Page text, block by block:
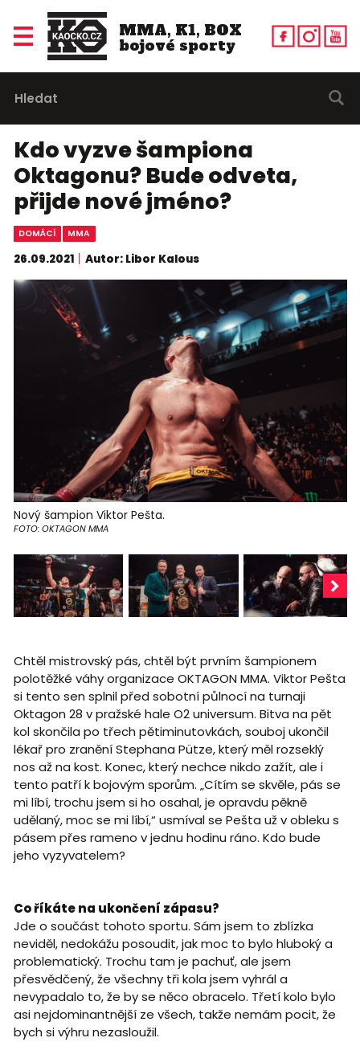
MMA, K1, BOX
bojové sporty
Kdo vyzve šampiona
Oktagonu? Bude odveta,
přijde nové jméno?
DOMÁCÍ MMA
26.09.2021 Autor: Libor Kalous
Nový šampion Viktor Pešta.
FOTO: OKTAGON MMA
Chtěl mistrovský pás, chtěl být prvním šampionem
polotěžké váhy organizace OKTAGON MMA. Viktor Pešta
si tento sen splnil před sobotní půlnocí na turnaji
Oktagon 28 v pražské hale O2 universum. Bitva na pět
kol skončila po třech pětiminutovkách, souboj ukončil
lékař pro zranění Stephana Pütze, který měl rozseklý
nos až na kost. Konec, který nechce nikdo zažít, ale i
tento patří k bojovým sporům. „Cítím se skvěle, pás se
mi líbí, trochu jsem si ho osahal, je opravdu pěkně
udělaný, moc se mi líbí,“ usmíval se Pešta už v obleku s
pásem přes rameno v jednu hodinu ráno. Kdo bude
jeho vyzyvatelem?
Co říkáte na ukončení zápasu?
Jde o součást tohoto sportu. Sám jsem to zblízka
neviděl, nedokážu posoudit, jak moc to bylo hluboký a
problematický. Trochu tam je pachuť, ale jsem
přesvědčený, že všechny tři kola jsem vyhrál a
nevypadalo to, že by se něco obracelo. Třetí kolo bylo
asi nejdominantnější ze všech, takže nemám pocit, že
bych si výhru nezasloužil.